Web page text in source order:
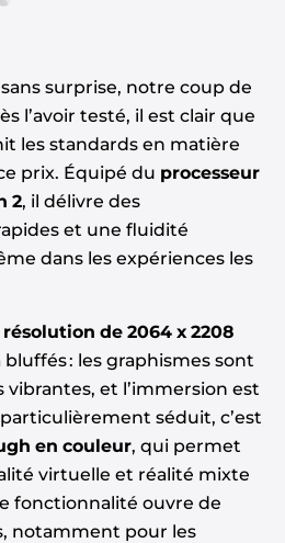
surprise, notre coup de
l’avoir testé, il est clair que
les standards en matière
prix. Équipé du processeur
2, il délivre des
et une fluidité
dans les expériences les
de 2064 x 2208
bluffés : les graphismes sont
vibrantes, et l’immersion est
séduit, c’est
en couleur, qui permet
virtuelle et réalité mixte
fonctionnalité ouvre de
notamment pour les